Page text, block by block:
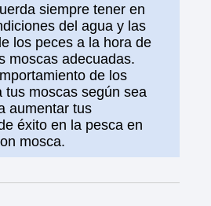
siempre tener en
del agua y las
los peces a la hora de
moscas adecuadas.
de los
tus moscas según sea
aumentar tus
éxito en la pesca en
mosca.